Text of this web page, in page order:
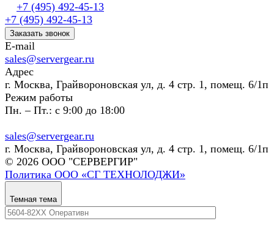
+7 (495) 492-45-13
+7 (495) 492-45-13
Заказать звонок
E-mail
sales@servergear.ru
Адрес
г. Москва, Грайвороновская ул, д. 4 стр. 1, помещ. 6/1п
Режим работы
Пн. – Пт.: с 9:00 до 18:00
sales@servergear.ru
г. Москва, Грайвороновская ул, д. 4 стр. 1, помещ. 6/1п
© 2026 ООО "СЕРВЕРГИР"
Политика ООО «СГ ТЕХНОЛОДЖИ»
Темная тема